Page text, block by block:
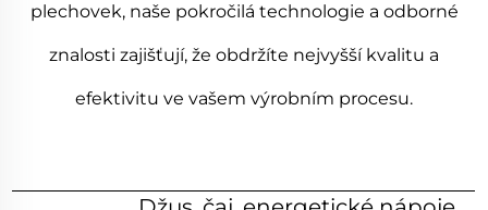
plechovek, naše pokročilá technologie a odborné
znalosti zajišťují, že obdržíte nejvyšší kvalitu a
efektivitu ve vašem výrobním procesu.